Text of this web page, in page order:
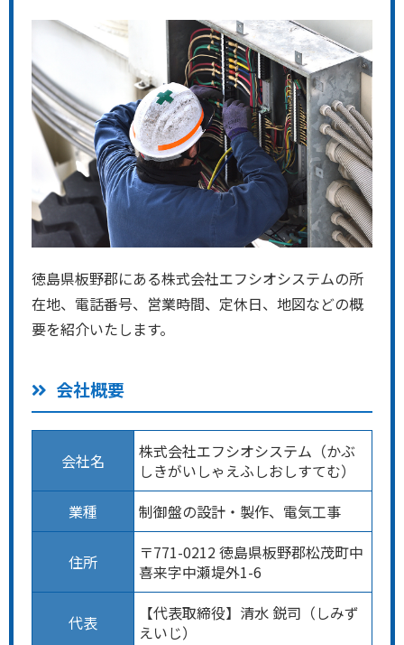
徳島県板野郡にある株式会社エフシオシステムの所
在地、電話番号、営業時間、定休日、地図などの概
要を紹介いたします。
会社概要
会社名
株式会社エフシオシステム（かぶ
しきがいしゃえふしおしすてむ）
業種
制御盤の設計・製作、電気工事
住所
〒771-0212 徳島県板野郡松茂町中
喜来字中瀬堤外1-6
代表
【代表取締役】清水 鋭司（しみず
えいじ）